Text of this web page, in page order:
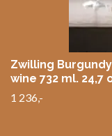
Zwilling
wine 732 ml. 24,7
1 236,-